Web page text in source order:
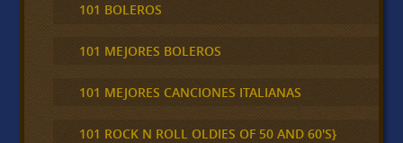
101 BOLEROS
101 MEJORES BOLEROS
101 MEJORES CANCIONES ITALIANAS
101 ROCK N ROLL OLDIES OF 50 AND 60'S}